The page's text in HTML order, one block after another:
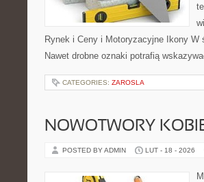
Rynek i Ceny i Motoryzacyjne Ikony
Nawet drobne oznaki potrafią
CATEGORIES: ZAROSLA
NOWOTWORY
POSTED BY ADMIN LUT - 18 - 2026